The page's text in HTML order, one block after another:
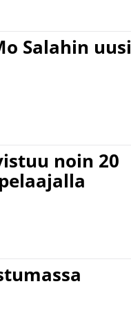
Salahin uusi
noin 20